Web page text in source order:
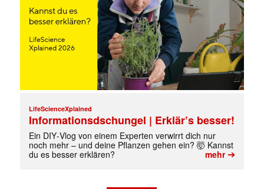
LifeScienceXplained
Informationsdschungel | Erklär’s besser!
Ein DIY‑Vlog von einem Experten verwirrt dich nur
noch mehr – und deine Pflanzen gehen ein? 🤯 Kannst
du es besser erklären?
mehr➔